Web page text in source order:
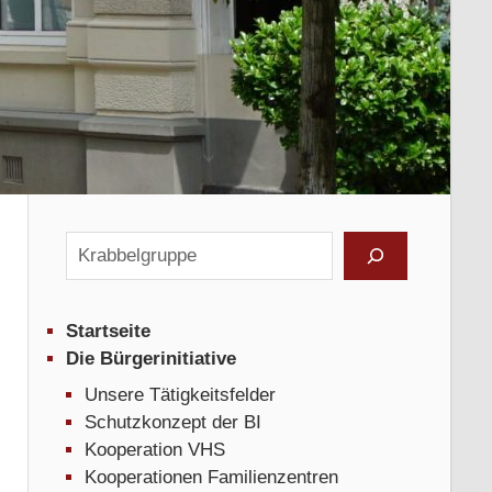
Suchen
Startseite
Die Bürgerinitiative
Unsere Tätigkeitsfelder
Schutzkonzept der BI
Kooperation VHS
Kooperationen Familienzentren